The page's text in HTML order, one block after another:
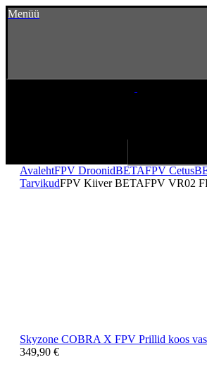
Menüü
AvalehtFPV DroonidBETAFPV Cetus
TarvikudFPV Kiiver BETAFPV VR02
Skyzone COBRA X FPV Prillid koos
349,90 €